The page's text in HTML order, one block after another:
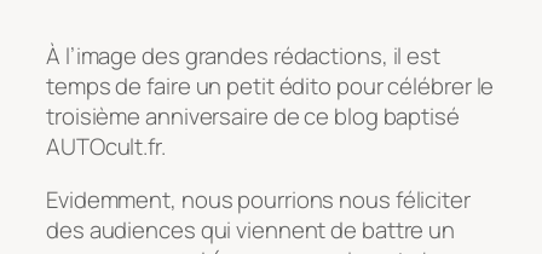
À l’image des grandes rédactions, il est
temps de faire un petit édito pour célébrer le
troisième anniversaire de ce blog baptisé
AUTOcult.fr.
Evidemment, nous pourrions nous féliciter
des audiences qui viennent de battre un